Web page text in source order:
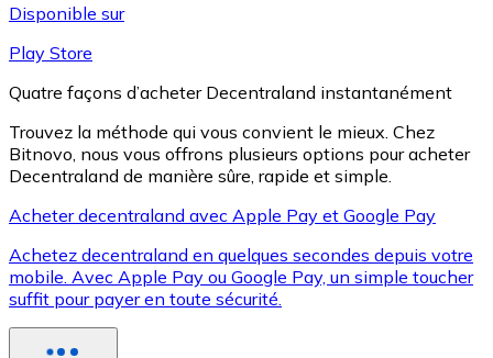
XRP
XRP
Voir toutes
Disponible sur
Play Store
Quatre façons d’acheter Decentraland instantanément
Trouvez la méthode qui vous convient le mieux. Chez
Bitnovo, nous vous offrons plusieurs options pour acheter
Decentraland de manière sûre, rapide et simple.
Acheter decentraland avec Apple Pay et Google Pay
Achetez decentraland en quelques secondes depuis votre
mobile. Avec Apple Pay ou Google Pay, un simple toucher
suffit pour payer en toute sécurité.